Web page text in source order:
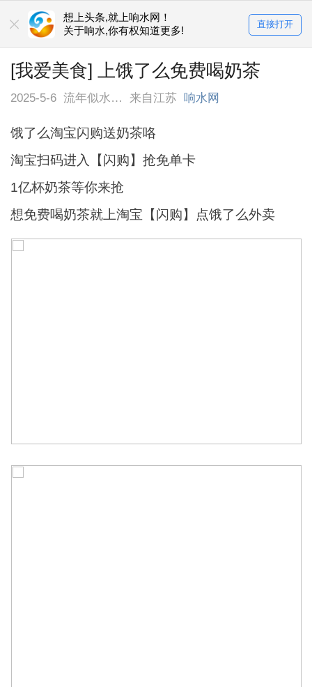
想上头条,就上响水网！
关于响水,你有权知道更多!
直接打开
[我爱美食] 上饿了么免费喝奶茶
2025-5-6 流年似水… 来自江苏 响水网
饿了么淘宝闪购送奶茶咯
淘宝扫码进入【闪购】抢免单卡
1亿杯奶茶等你来抢
想免费喝奶茶就上淘宝【闪购】点饿了么外卖